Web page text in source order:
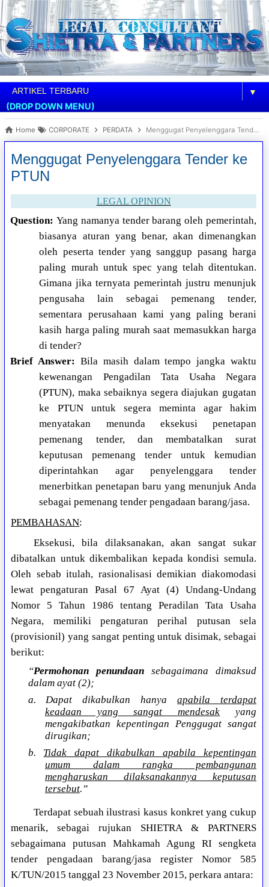
▼
(DROP DOWN MENU)
Home CORPORATE PERDATA Menggugat Penyelenggara Tender ke PTUN
Menggugat Penyelenggara Tender ke
PTUN
LEGAL OPINION
Question: Yang namanya tender barang oleh pemerintah,
biasanya aturan yang benar, akan dimenangkan
oleh peserta tender yang sanggup pasang harga
paling murah untuk spec yang telah ditentukan.
Gimana jika ternyata pemerintah justru menunjuk
pengusaha lain sebagai pemenang tender,
sementara perusahaan kami yang paling berani
kasih harga paling murah saat memasukkan harga
di tender?
Brief Answer: Bila masih dalam tempo jangka waktu
kewenangan Pengadilan Tata Usaha Negara
(PTUN), maka sebaiknya segera diajukan gugatan
ke PTUN untuk segera meminta agar hakim
menyatakan menunda eksekusi penetapan
pemenang tender, dan membatalkan surat
keputusan pemenang tender untuk kemudian
diperintahkan agar penyelenggara tender
menerbitkan penetapan baru yang menunjuk Anda
sebagai pemenang tender pengadaan barang/jasa.
PEMBAHASAN:
Eksekusi, bila dilaksanakan, akan sangat sukar
dibatalkan untuk dikembalikan kepada kondisi semula.
Oleh sebab itulah, rasionalisasi demikian diakomodasi
lewat pengaturan Pasal 67 Ayat (4) Undang-Undang
Nomor 5 Tahun 1986 tentang Peradilan Tata Usaha
Negara, memiliki pengaturan perihal putusan sela
(provisionil) yang sangat penting untuk disimak, sebagai
berikut:
“Permohonan penundaansebagaimana dimaksud
dalam ayat (2);
a. Dapat dikabulkan hanyaapabila terdapat
keadaan yang sangat mendesak yang
mengakibatkan kepentingan Penggugat sangat
dirugikan;
b. Tidak dapat dikabulkan apabila kepentingan
umum dalam rangka pembangunan
mengharuskan dilaksanakannya keputusan
tersebut.”
Terdapat sebuah ilustrasi kasus konkret yang cukup
menarik, sebagai rujukan SHIETRA & PARTNERS
sebagaimana putusan Mahkamah Agung RI sengketa
tender pengadaan barang/jasa register Nomor 585
K/TUN/2015 tanggal 23 November 2015, perkara antara: